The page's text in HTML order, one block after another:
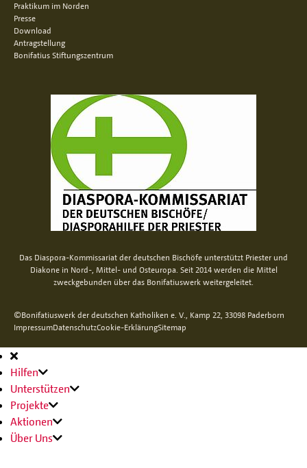
Praktikum im Norden
Presse
Download
Antragstellung
Bonifatius Stiftungszentrum
Das Diaspora-Kommissariat der deutschen Bischöfe unterstützt Priester und
Diakone in Nord-, Mittel- und Osteuropa. Seit 2014 werden die Mittel
zweckgebunden über das Bonifatiuswerk weitergeleitet.
©Bonifatiuswerk der deutschen Katholiken e. V., Kamp 22, 33098 Paderborn
ImpressumDatenschutzCookie-ErklärungSitemap
Hauptnavigation
Hilfen
Unterstützen
Projekte
Aktionen
Über Uns